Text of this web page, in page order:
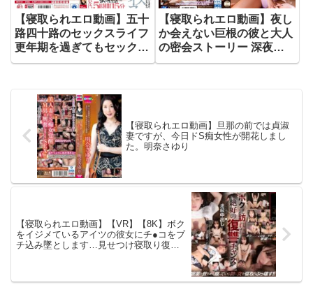
【寝取られエロ動画】五十
路四十路のセックスライフ
更年期を過ぎてもセックス
をあきらめられない 四十
生活5時間15分
【寝取られエロ動画】夜し
か会えない巨根の彼と大人
の密会ストーリー 深夜に
互いを求め合うだけの濃密
【寝取られエロ動画】旦那の前では貞淑
妻ですが、今日ドS痴女性が開花しまし
た。明奈さゆり
【寝取られエロ動画】【VR】【8K】ボク
をイジメているアイツの彼女にチ●コをブ
チ込み墜とします…見せつけ寝取り復讐